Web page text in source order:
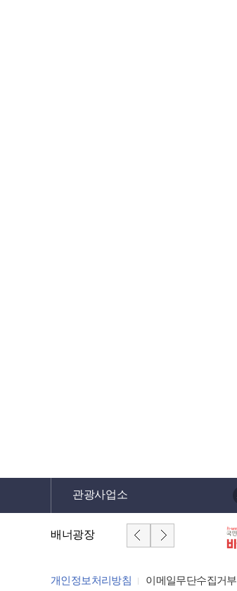
관광사업소
배너광장
개인정보처리방침 이메일무단수집거부